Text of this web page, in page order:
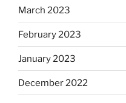
March 2023
February 2023
January 2023
December 2022